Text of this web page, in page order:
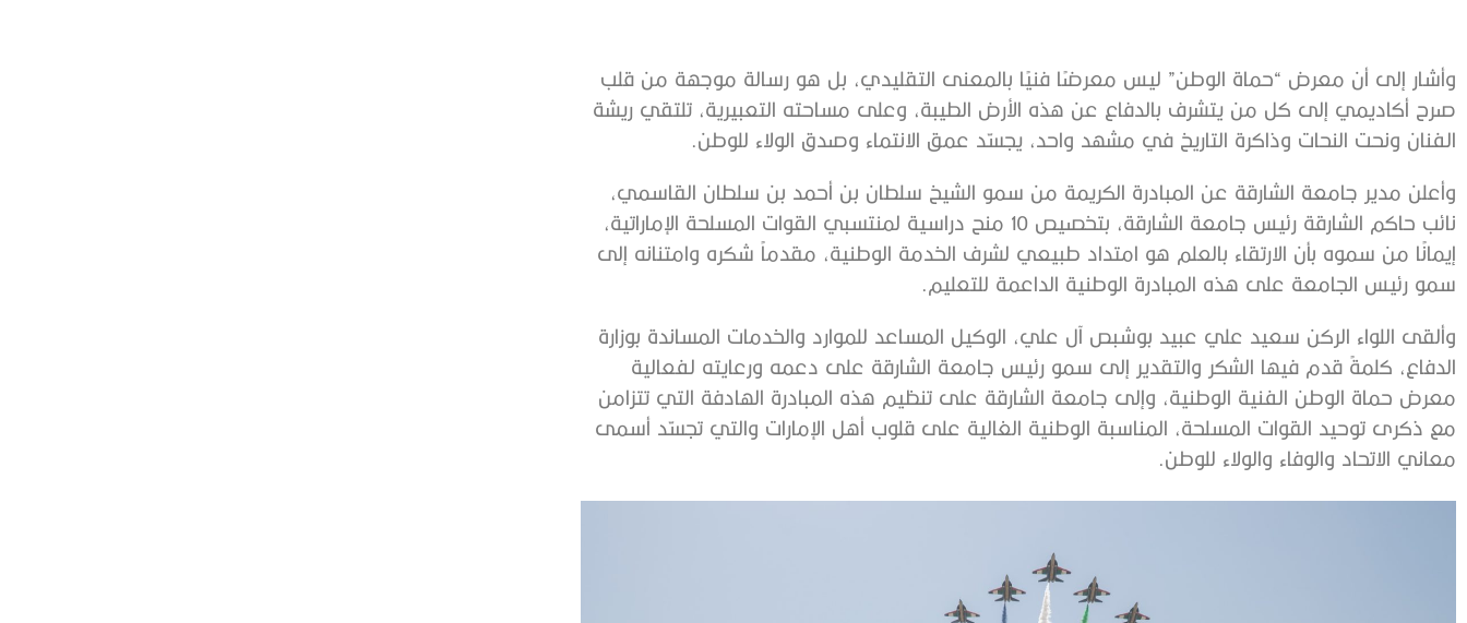
وأشار إلى أن معرض “حماة الوطن” ليس معرضًا فنيًا بالمعنى التقليدي، بل هو رسالة موجهة من قلب
صرح أكاديمي إلى كل من يتشرف بالدفاع عن هذه الأرض الطيبة، وعلى مساحته التعبيرية، تلتقي ريشة
الفنان ونحت النحات وذاكرة التاريخ في مشهد واحد، يجسّد عمق الانتماء وصدق الولاء للوطن.
وأعلن مدير جامعة الشارقة عن المبادرة الكريمة من سمو الشيخ سلطان بن أحمد بن سلطان القاسمي،
نائب حاكم الشارقة رئيس جامعة الشارقة، بتخصيص 10 منح دراسية لمنتسبي القوات المسلحة الإماراتية،
إيمانًا من سموه بأن الارتقاء بالعلم هو امتداد طبيعي لشرف الخدمة الوطنية، مقدماً شكره وامتنانه إلى
سمو رئيس الجامعة على هذه المبادرة الوطنية الداعمة للتعليم.
وألقى اللواء الركن سعيد علي عبيد بوشبص آل علي، الوكيل المساعد للموارد والخدمات المساندة بوزارة
الدفاع، كلمةً قدم فيها الشكر والتقدير إلى سمو رئيس جامعة الشارقة على دعمه ورعايته لفعالية
معرض حماة الوطن الفنية الوطنية، وإلى جامعة الشارقة على تنظيم هذه المبادرة الهادفة التي تتزامن
مع ذكرى توحيد القوات المسلحة، المناسبة الوطنية الغالية على قلوب أهل الإمارات والتي تجسّد أسمى
معاني الاتحاد والوفاء والولاء للوطن.